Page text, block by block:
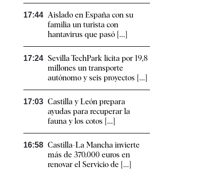
17:44 Aislado en España con su
familia un turista con
hantavirus que pasó [...]
17:24 Sevilla TechPark licita por 19,8
millones un transporte
autónomo y seis proyectos [...]
17:03 Castilla y León prepara
ayudas para recuperar la
fauna y los cotos [...]
16:58 Castilla-La Mancha invierte
más de 370.000 euros en
renovar el Servicio de [...]